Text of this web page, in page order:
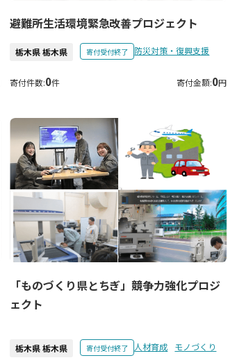
避難所生活環境緊急改善プロジェクト
栃木県 栃木県 寄付受付終了 防災対策・復興支援
寄付件数:0件 寄付金額:0円
「ものづくり県とちぎ」競争力強化プロジ
ェクト
栃木県 栃木県 寄付受付終了 人材育成 モノづくり